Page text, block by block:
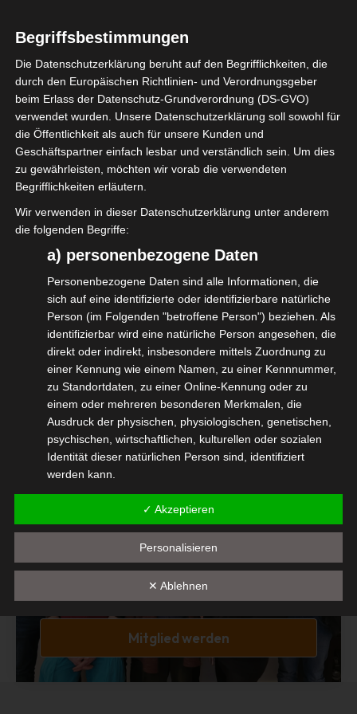
Den Link zum Artikel findest Du hier:
https://www.berliner-zeitung.de/mensch-
metropole/event-branche-will-vorreiter-
im-kampf-gegen-corona-sein-li.142645
@berlinerzeitung
#isdv #BerlinerZeitung #ChristianSchwager
#WirGemeinsamJetzt
Diesen Beitrag teilen
Mitglied Werden
Interessengemeinschaft der
selbständigen DienstleisterInnen in der
Veranstaltungswirtschaft e.V.
Mitglied werden
Begriffsbestimmungen
Die Datenschutzerklärung beruht auf den Begrifflichkeiten, die
durch den Europäischen Richtlinien- und Verordnungsgeber
beim Erlass der Datenschutz-Grundverordnung (DS-GVO)
verwendet wurden. Unsere Datenschutzerklärung soll sowohl für
die Öffentlichkeit als auch für unsere Kunden und
Geschäftspartner einfach lesbar und verständlich sein. Um dies
zu gewährleisten, möchten wir vorab die verwendeten
Begrifflichkeiten erläutern.
Wir verwenden in dieser Datenschutzerklärung unter anderem
die folgenden Begriffe:
a) personenbezogene Daten
Personenbezogene Daten sind alle Informationen, die
sich auf eine identifizierte oder identifizierbare natürliche
Person (im Folgenden "betroffene Person") beziehen. Als
identifizierbar wird eine natürliche Person angesehen, die
direkt oder indirekt, insbesondere mittels Zuordnung zu
einer Kennung wie einem Namen, zu einer Kennnummer,
zu Standortdaten, zu einer Online-Kennung oder zu
einem oder mehreren besonderen Merkmalen, die
Ausdruck der physischen, physiologischen, genetischen,
psychischen, wirtschaftlichen, kulturellen oder sozialen
Identität dieser natürlichen Person sind, identifiziert
werden kann.
b) betroffene Person
Betroffene Person ist jede identifizierte oder
identifizierbare natürliche Person, deren
personenbezogene Daten von dem für die Verarbeitung
Verantwortlichen verarbeitet werden.
c) Verarbeitung
Verarbeitung ist jeder mit oder ohne Hilfe automatisierter
Verfahren ausgeführte Vorgang oder jede solche
Vorgangsreihe im Zusammenhang mit
personenbezogenen Daten wie das Erheben, das
✓ Akzeptieren
Personalisieren
✕ Ablehnen